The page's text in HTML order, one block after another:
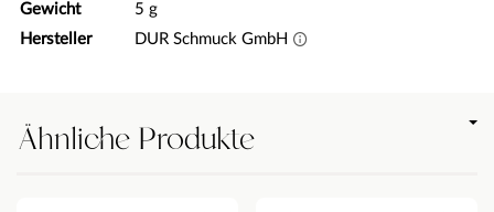
Gewicht
5 g
Hersteller
DUR Schmuck GmbH
Ähnliche Produkte